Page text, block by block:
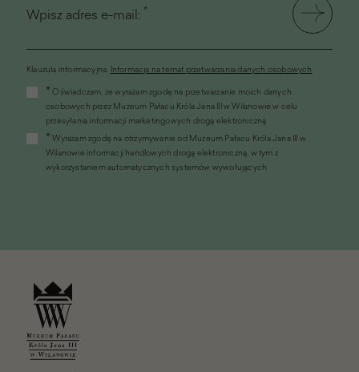
Wpisz adres e-mail: *
Klauzula informacyjna. Informacja na temat przetwarzania danych osobowych
otworzy
nowym
oknie)
* Oświadczam, że wyrażam zgodę na przetwarzanie moich danych
osobowych przez Muzeum Pałacu Króla Jana III w Wilanowie w celu
przesyłania informacji marketingowych drogą elektroniczną
* Wyrażam zgodę na otrzymywanie od Muzeum Pałacu Króla Jana III w
Wilanowie informacji handlowych drogą elektroniczną, w tym z
wykorzystaniem automatycznych systemów wywołujących